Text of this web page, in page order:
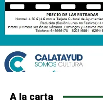
A la carta